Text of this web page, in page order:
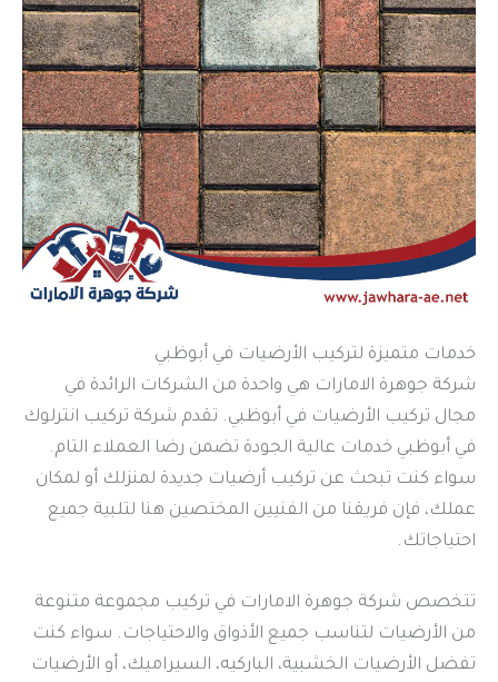
خدمات متميزة لتركيب الأرضيات في أبوظبي
شركة جوهرة الامارات هي واحدة من الشركات الرائدة في
مجال تركيب الأرضيات في أبوظبي. تقدم شركة تركيب انترلوك
في أبوظبي خدمات عالية الجودة تضمن رضا العملاء التام.
سواء كنت تبحث عن تركيب أرضيات جديدة لمنزلك أو لمكان
عملك، فإن فريقنا من الفنيين المختصين هنا لتلبية جميع
احتياجاتك.
تتخصص شركة جوهرة الامارات في تركيب مجموعة متنوعة
من الأرضيات لتناسب جميع الأذواق والاحتياجات. سواء كنت
تفضل الأرضيات الخشبية، الباركيه، السيراميك، أو الأرضيات